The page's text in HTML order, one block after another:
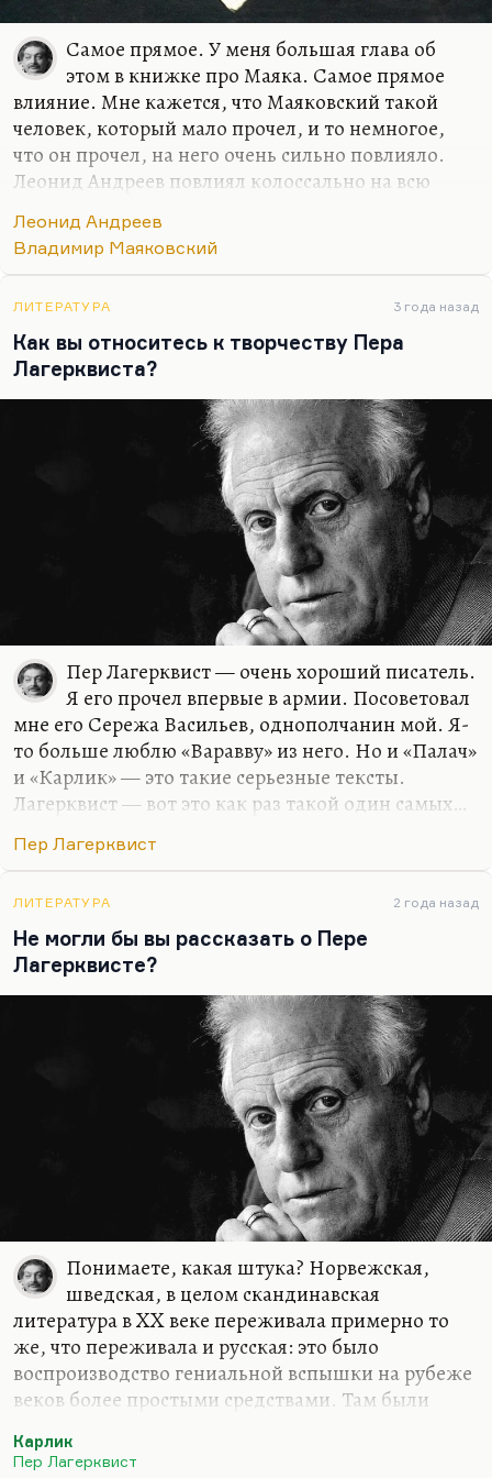
Самое прямое. У меня большая глава об
этом в книжке про Маяка. Самое прямое
влияние. Мне кажется, что Маяковский такой
человек, который мало прочел, и то немногое,
что он прочел, на него очень сильно повлияло.
Леонид Андреев повлиял колоссально на всю
российскую. Сам он тоже был под очень сильным
влиянием Стриндберга и Ибсена. Конечно,
Андреева, особенно «Царя Голода». Перечитайте
«Царь Голод», а потом трагедию «Владимир
Маяковский». Вы увидите прямую связь.
Правильно совершенно писал Чуковский, что в
драматургии Леонида Андреева он не рисует, он
малюет на заборе. Но театр — это же дело такое
Леонид Андреев
Владимир Маяковский
ЛИТЕРАТУРА 3 года назад
Как вы относитесь к творчеству Пера
Лагерквиста?
Пер Лагерквист — очень хороший писатель.
Я его прочел впервые в армии. Посоветовал
мне его Сережа Васильев, однополчанин мой. Я-
то больше люблю «Варавву» из него. Но и «Палач»
и «Карлик» — это такие серьезные тексты.
Лагерквист — вот это как раз такой один самых…
Нобелиат. Это такой странный норвежский
скандинавской прозы, но принадлежащей
глубоко именно к скандинавской сказочной
традиции, к традиции Ибсена, Сельмы Лагерлеф
и так далее.
Пер Лагерквист
ЛИТЕРАТУРА 2 года назад
Не могли бы вы рассказать о Пере
Лагерквисте?
Понимаете, какая штука? Норвежская,
шведская, в целом скандинавская
литература в XX веке переживала примерно то
же, что переживала и русская: это было
воспроизводство гениальной вспышки на рубеже
веков более простыми средствами. Там были
прозаики тоже (в меньшем количестве), но такой
Карлик
Пер Лагерквист